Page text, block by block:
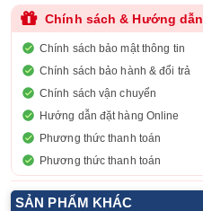
Chính sách & Hướng dẫn
Chính sách bảo mật thông tin
Chính sách bảo hành & đổi trả
Chính sách vận chuyển
Hướng dẫn đặt hàng Online
Phương thức thanh toán
Phương thức thanh toán
SẢN PHẨM KHÁC